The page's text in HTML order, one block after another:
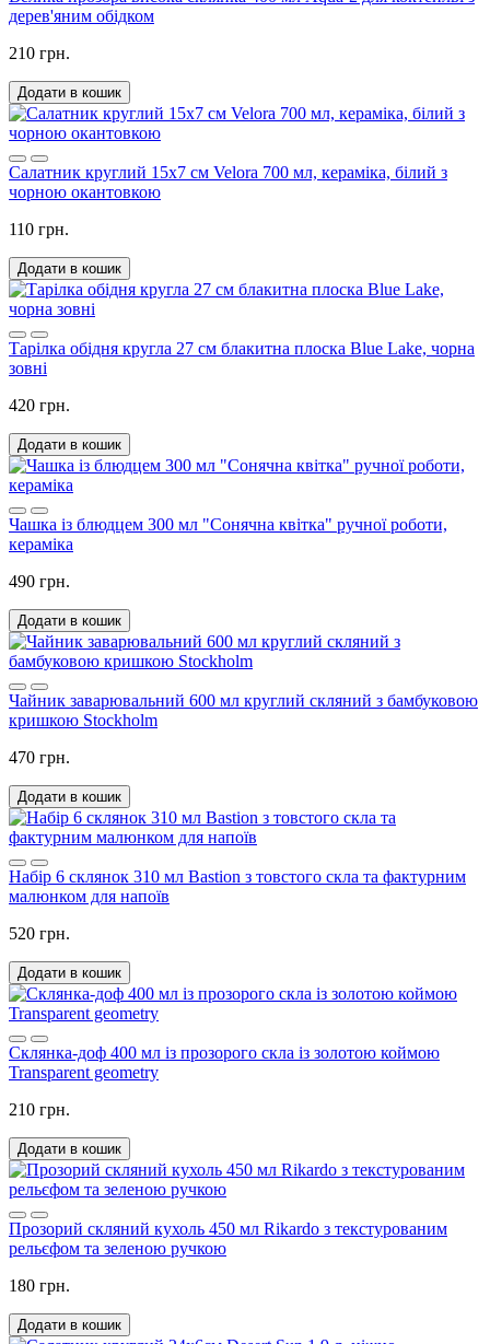
дерев'яним обідком
210 грн.
Додати в кошик
Салатник круглий 15х7 см Velora 700 мл, кераміка, білий з
чорною окантовкою
110 грн.
Додати в кошик
Тарілка обідня кругла 27 см блакитна плоска Blue Lake, чорна
зовні
420 грн.
Додати в кошик
Чашка із блюдцем 300 мл "Сонячна квітка" ручної роботи,
кераміка
490 грн.
Додати в кошик
Чайник заварювальний 600 мл круглий скляний з бамбуковою
кришкою Stockholm
470 грн.
Додати в кошик
Набір 6 склянок 310 мл Bastion з товстого скла та фактурним
малюнком для напоїв
520 грн.
Додати в кошик
Склянка-доф 400 мл із прозорого скла із золотою коймою
Transparent geometry
210 грн.
Додати в кошик
Прозорий скляний кухоль 450 мл Rikardo з текстурованим
рельєфом та зеленою ручкою
180 грн.
Додати в кошик